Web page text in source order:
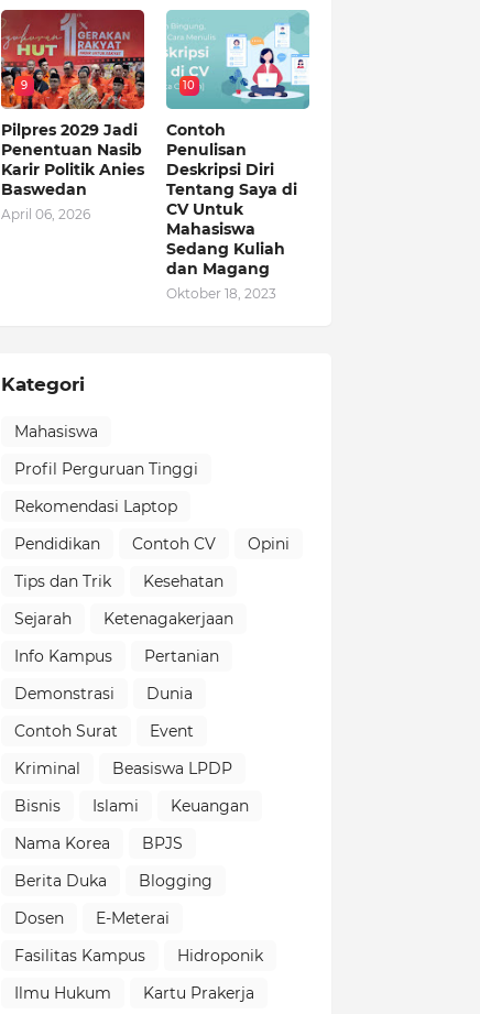
9
Pilpres 2029 Jadi
Penentuan Nasib
Karir Politik Anies
Baswedan
April 06, 2026
10
Contoh
Penulisan
Deskripsi Diri
Tentang Saya di
CV Untuk
Mahasiswa
Sedang Kuliah
dan Magang
Oktober 18, 2023
Kategori
Mahasiswa
Profil Perguruan Tinggi
Rekomendasi Laptop
Pendidikan
Contoh CV
Opini
Tips dan Trik
Kesehatan
Sejarah
Ketenagakerjaan
Info Kampus
Pertanian
Demonstrasi
Dunia
Contoh Surat
Event
Kriminal
Beasiswa LPDP
Bisnis
Islami
Keuangan
Nama Korea
BPJS
Berita Duka
Blogging
Dosen
E-Meterai
Fasilitas Kampus
Hidroponik
Ilmu Hukum
Kartu Prakerja